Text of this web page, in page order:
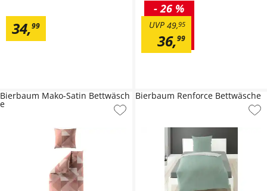
34,99
36,99
49,95
UVP
- 26 %
Bierbaum Mako-Satin Bettwäsch
e
Bierbaum Renforce Bettwäsche